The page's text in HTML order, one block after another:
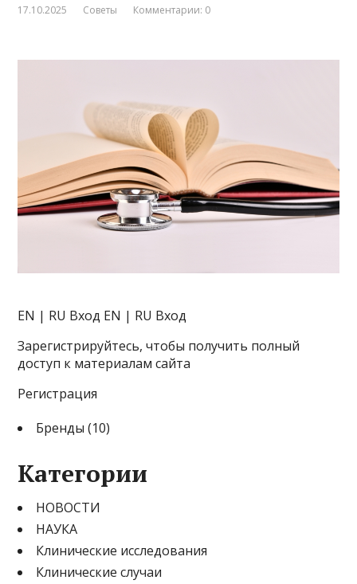
17.10.2025 Советы Комментарии: 0
EN | RU Вход EN | RU Вход
Зарегистрируйтесь, чтобы получить полный
доступ к материалам сайта
Регистрация
Бренды (10)
Категории
НОВОСТИ
НАУКА
Клинические исследования
Клинические случаи